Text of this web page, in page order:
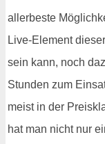
allerbeste
Live-Element
sein kann, noch
Stunden zum
meist in der
hat man nicht nur